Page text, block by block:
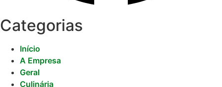
Categorias
Início
A Empresa
Geral
Culinária